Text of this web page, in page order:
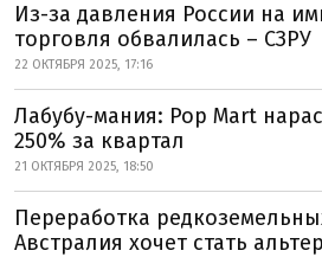
Из-за давления России на
торговля обвалилась – СЗРУ
22 ОКТЯБРЯ 2025, 17:16
Лабубу-мания: Pop Mart
250% за квартал
21 ОКТЯБРЯ 2025, 18:50
Переработка
Австралия хочет стать